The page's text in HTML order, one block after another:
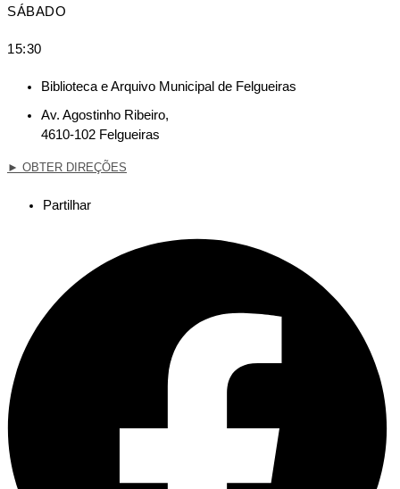
SÁBADO
15:30
Biblioteca e Arquivo Municipal de Felgueiras
Av. Agostinho Ribeiro,
4610-102 Felgueiras
► OBTER DIREÇÕES
Partilhar